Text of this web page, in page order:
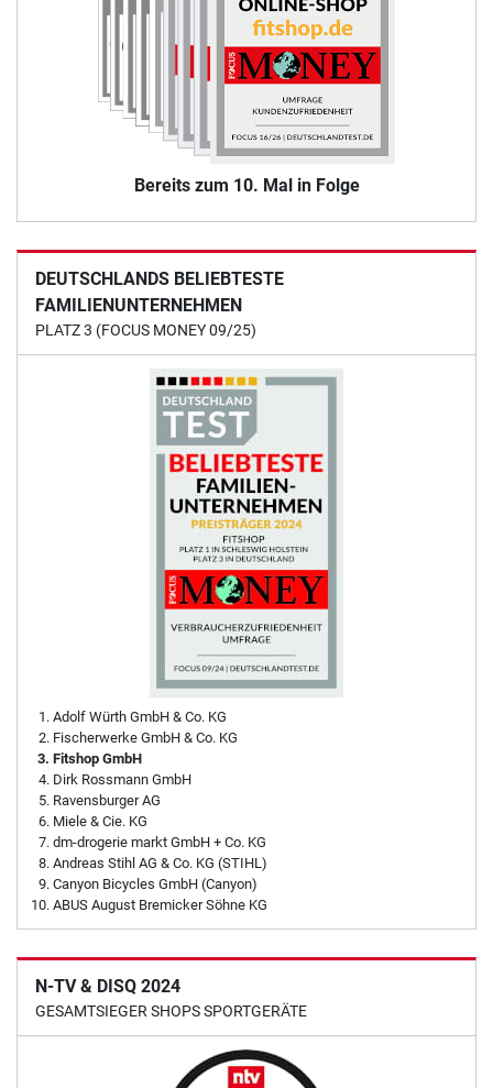
Bereits zum 10. Mal in Folge
DEUTSCHLANDS BELIEBTESTE
FAMILIENUNTERNEHMEN
PLATZ 3 (FOCUS MONEY 09/25)
Adolf Würth GmbH & Co. KG
Fischerwerke GmbH & Co. KG
Fitshop GmbH
Dirk Rossmann GmbH
Ravensburger AG
Miele & Cie. KG
dm-drogerie markt GmbH + Co. KG
Andreas Stihl AG & Co. KG (STIHL)
Canyon Bicycles GmbH (Canyon)
ABUS August Bremicker Söhne KG
N-TV & DISQ 2024
GESAMTSIEGER SHOPS SPORTGERÄTE